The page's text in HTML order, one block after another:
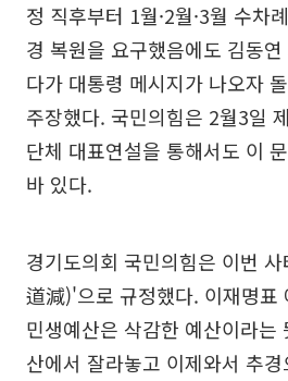
정 직후부터 1월·2월·3월 수차
경 복원을 요구했음에도 김동
다가 대통령 메시지가 나오자
주장했다. 국민의힘은 2월3일
단체 대표연설을 통해서도 이
바 있다.
경기도의회 국민의힘은 이번
道減)'으로 규정했다. 이재명표
민생예산은 삭감한 예산이라는
산에서 잘라놓고 이제와서 추